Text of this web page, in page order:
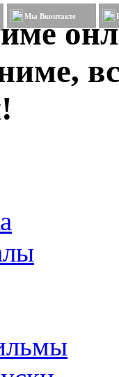
Мы Вконтакте